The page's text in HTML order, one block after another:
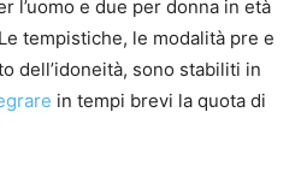
l’uomo e due per donna in età
tempistiche, le modalità pre e
dell’idoneità, sono stabiliti in
in tempi brevi la quota di